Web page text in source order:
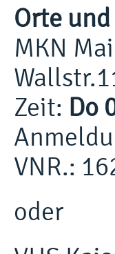
Orte
MKN
Zeit: Do
VNR.:
oder